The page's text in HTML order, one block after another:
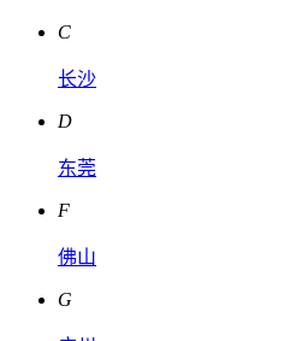
C
长沙
D
东莞
F
佛山
G